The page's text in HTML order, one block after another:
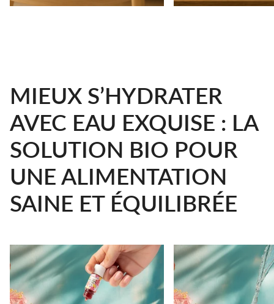
MIEUX S’HYDRATER
AVEC EAU EXQUISE : LA
SOLUTION BIO POUR
UNE ALIMENTATION
SAINE ET ÉQUILIBRÉE